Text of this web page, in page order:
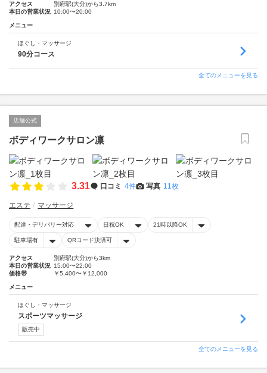
アクセス
別府駅(大分)から3.7km
本日の営業状況 10:00〜20:00
メニュー
ほぐし・マッサージ
90分コース
全てのメニューを見る
店舗公式
ボディワークサロン凛
3.31 口コミ 4件 写真 11枚
エステ マッサージ
配達・デリバリー対応 日祝OK 21時以降OK
駐車場有 QRコード決済可
アクセス
別府駅(大分)から3km
本日の営業状況 15:00〜22:00
価格帯
￥5,400〜￥12,000
メニュー
ほぐし・マッサージ
スポーツマッサージ
販売中
全てのメニューを見る